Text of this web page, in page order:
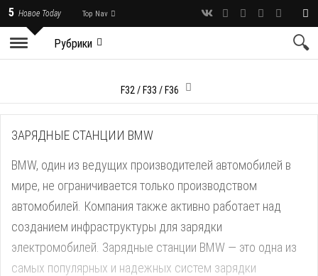
5 Новое Today Top Nav
Рубрики
F32 / F33 / F36
ЗАРЯДНЫЕ СТАНЦИИ BMW
BMW, один из ведущих производителей автомобилей в
мире, не ограничивается только производством
автомобилей. Компания также активно работает над
созданием инфраструктуры для зарядки
электромобилей. Зарядные станции BMW — это одна из
самых популярных и надежных систем зарядки